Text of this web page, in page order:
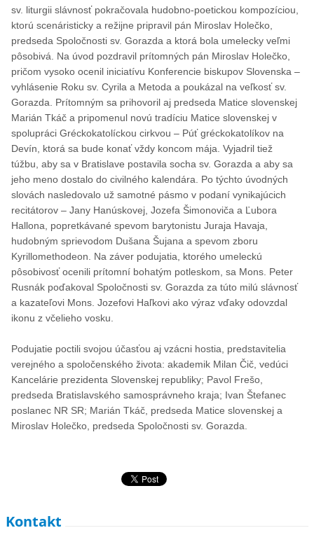
sv. liturgii slávnosť pokračovala hudobno-poetickou kompozíciou,
ktorú scenáristicky a režijne pripravil pán Miroslav Holečko,
predseda Spoločnosti sv. Gorazda a ktorá bola umelecky veľmi
pôsobivá. Na úvod pozdravil prítomných pán Miroslav Holečko,
pričom vysoko ocenil iniciatívu Konferencie biskupov Slovenska –
vyhlásenie Roku sv. Cyrila a Metoda a poukázal na veľkosť sv.
Gorazda. Prítomným sa prihovoril aj predseda Matice slovenskej
Marián Tkáč a pripomenul novú tradíciu Matice slovenskej v
spolupráci Gréckokatolíckou cirkvou – Púť gréckokatolíkov na
Devín, ktorá sa bude konať vždy koncom mája. Vyjadril tiež
túžbu, aby sa v Bratislave postavila socha sv. Gorazda a aby sa
jeho meno dostalo do civilného kalendára. Po týchto úvodných
slovách nasledovalo už samotné pásmo v podaní vynikajúcich
recitátorov – Jany Hanúskovej, Jozefa Šimonoviča a Ľubora
Hallona, popretkávané spevom barytonistu Juraja Havaja,
hudobným sprievodom Dušana Šujana a spevom zboru
Kyrillomethodeon. Na záver podujatia, ktorého umeleckú
pôsobivosť ocenili prítomní bohatým potleskom, sa Mons. Peter
Rusnák poďakoval Spoločnosti sv. Gorazda za túto milú slávnosť
a kazateľovi Mons. Jozefovi Haľkovi ako výraz vďaky odovzdal
ikonu z včelieho vosku.
Podujatie poctili svojou účasťou aj vzácni hostia, predstavitelia
verejného a spoločenského života: akademik Milan Čič, vedúci
Kancelárie prezidenta Slovenskej republiky; Pavol Frešo,
predseda Bratislavského samosprávneho kraja; Ivan Štefanec
poslanec NR SR; Marián Tkáč, predseda Matice slovenskej a
Miroslav Holečko, predseda Spoločnosti sv. Gorazda.
Kontakt